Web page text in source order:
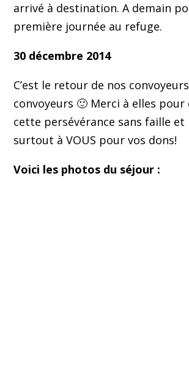
arrivé à destination. A demain
première journée au refuge.
30 décembre 2014
C’est le retour de nos
convoyeurs 🙂 Merci à elles pour
cette persévérance sans faille et
surtout à VOUS pour vos dons!
Voici les photos du séjour :